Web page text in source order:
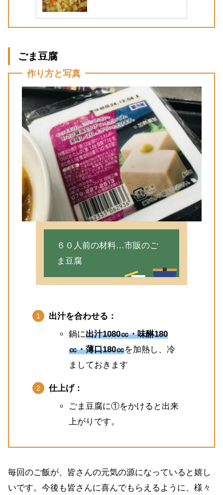
ごま豆腐
作り方と写真
６０人前の材料…市販のご
ま豆腐
出汁を合わせる：
鍋に出汁1080㏄・味醂180
㏄・薄口180㏄を加熱し、冷
ましておきます
仕上げ：
ごま豆腐に①をかけると出来
上がりです。
毎回のご飯が、皆さんの元気の源になっていると嬉し
いです。今後も皆さんに喜んでもらえるように、様々